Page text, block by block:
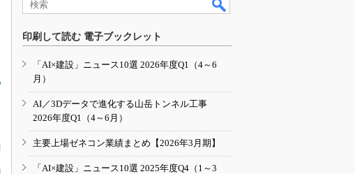
印刷して読む 電子ブックレット
「AI×建設」ニュース10選 2026年度Q1（4～6
月）
AI／3Dデータで進化する山岳トンネル工事
2026年度Q1（4～6月）
主要上場ゼネコン業績まとめ【2026年3月期】
「AI×建設」ニュース10選 2025年度Q4（1～3